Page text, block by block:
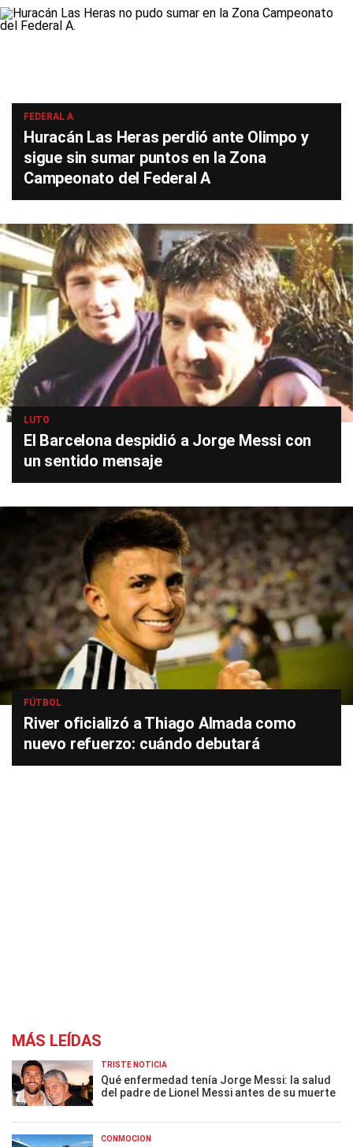
FEDERAL A
Huracán Las Heras perdió ante Olimpo y
sigue sin sumar puntos en la Zona
Campeonato del Federal A
LUTO
El Barcelona despidió a Jorge Messi con
un sentido mensaje
FÚTBOL
River oficializó a Thiago Almada como
nuevo refuerzo: cuándo debutará
MÁS LEÍDAS
TRISTE NOTICIA
Qué enfermedad tenía Jorge Messi: la salud
del padre de Lionel Messi antes de su muerte
CONMOCIÓN